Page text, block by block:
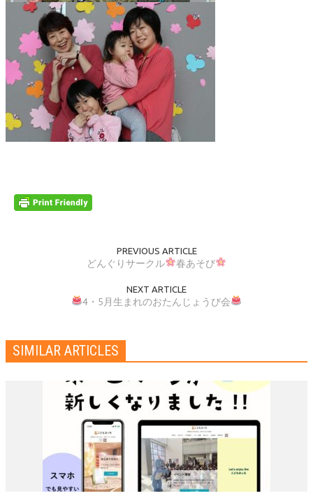
PREVIOUS ARTICLE
どんぐりサークル 春あそび
NEXT ARTICLE
4・5月生まれのおたんじょうび会
SIMILAR ARTICLES